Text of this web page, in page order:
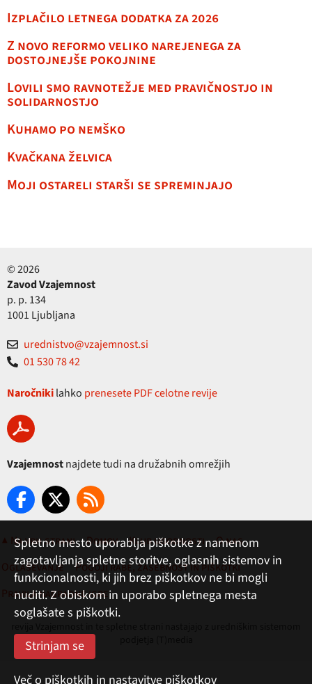
Izplačilo letnega dodatka za 2026
Z novo reformo veliko narejenega za
dostojnejše pokojnine
Lovili smo ravnotežje med pravičnostjo in
solidarnostjo
Kuhamo po nemško
Kvačkana želvica
Moji ostareli starši se spreminjajo
© 2026
Zavod Vzajemnost
p. p. 134
1001 Ljubljana
urednistvo@vzajemnost.si
01 530 78 42
Naročnikilahko prenesete PDF celotne revije
Vzajemnostnajdete tudi na družabnih omrežjih
▲ Na vrh strani Domov Klub ugodnosti
O nas
Oglaševanje
Pogoji rabe, zasebnost in piškotki
Pravila nagradne igre
Spletno mesto uporablja piškotke z namenom
zagotavljanja spletne storitve, oglasnih sistemov in
funkcionalnosti, ki jih brez piškotkov ne bi mogli
nuditi. Z obiskom in uporabo spletnega mesta
soglašate s piškotki.
Več o piškotkih in nastavitve piškotkov